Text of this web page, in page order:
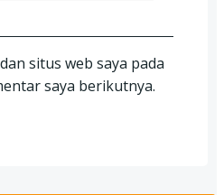
situs web saya pada
saya berikutnya.